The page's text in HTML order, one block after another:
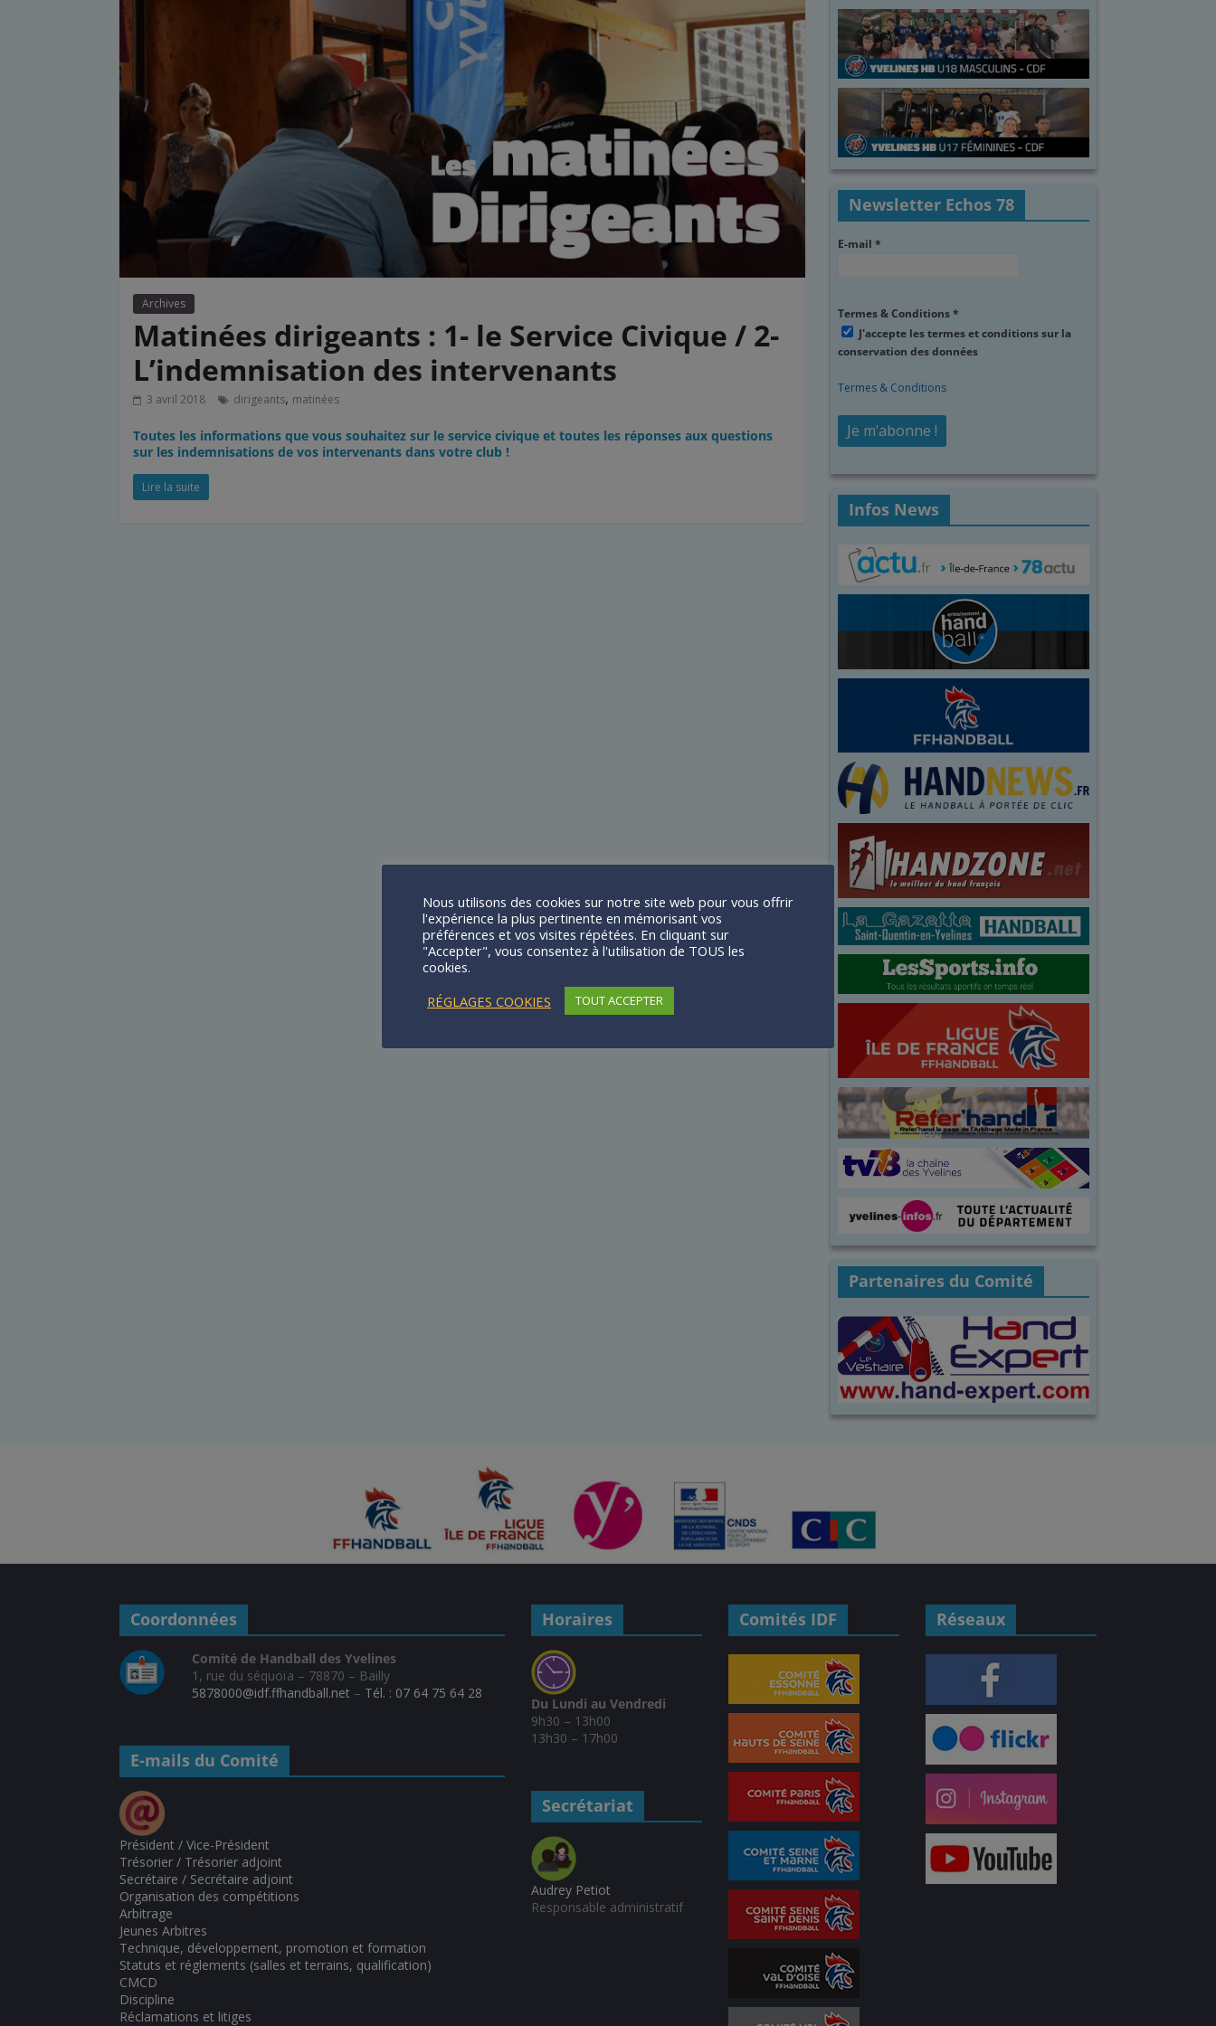
Archives
Matinées dirigeants : 1- le Service Civique / 2-
L’indemnisation des intervenants
3 avril 2018 dirigeants, matinées
Toutes les informations que vous souhaitez sur le service civique et toutes les réponses aux questions
sur les indemnisations de vos intervenants dans votre club !
Lire la suite
Newsletter Echos 78
E-mail*
Termes & Conditions*
J'accepte les termes et conditions sur la
conservation des données
Termes & Conditions
Infos News
Partenaires du Comité
Coordonnées
Comité de Handball des Yvelines
1, rue du séquoïa – 78870 – Bailly
5878000@idf.ffhandball.net – Tél. : 07 64 75 64 28
E-mails du Comité
Président / Vice-Président
Trésorier / Trésorier adjoint
Secrétaire / Secrétaire adjoint
Organisation des compétitions
Arbitrage
Jeunes Arbitres
Technique, développement, promotion et formation
Statuts et réglements (salles et terrains, qualification)
CMCD
Discipline
Réclamations et litiges
Horaires
Du Lundi au Vendredi
9h30 – 13h00
13h30 – 17h00
Secrétariat
Audrey Petiot
Responsable administratif
Comités IDF Réseaux
Nous utilisons des cookies sur notre site web pour vous offrir
l'expérience la plus pertinente en mémorisant vos
préférences et vos visites répétées. En cliquant sur
"Accepter", vous consentez à l'utilisation de TOUS les
cookies.
RÉGLAGES COOKIES
TOUT ACCEPTER